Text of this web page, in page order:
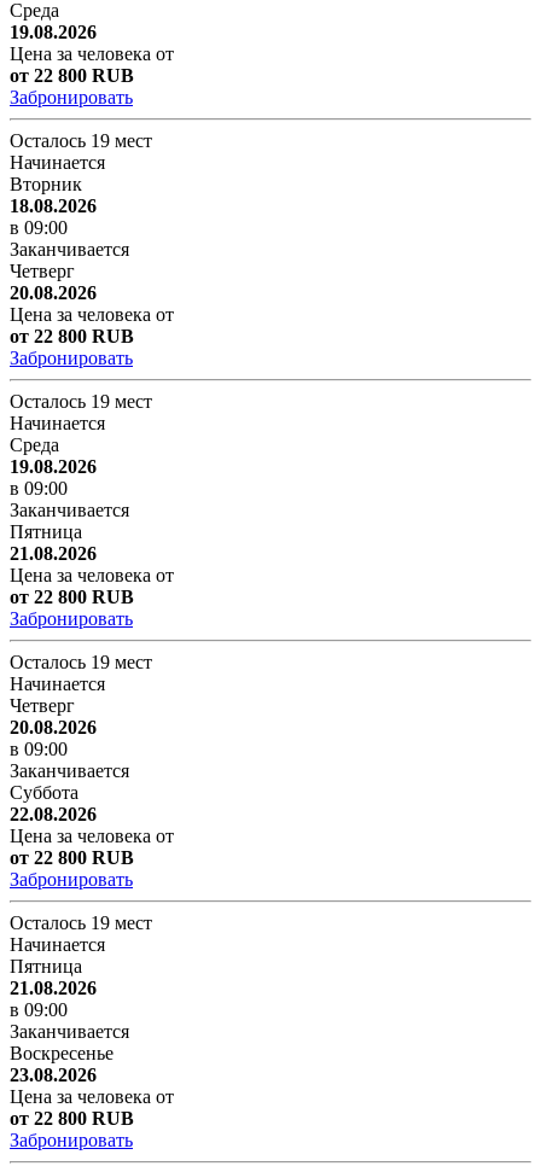
Среда
19.08.2026
Цена за человека от
от 22 800 RUB
Забронировать
Осталось 19 мест
Начинается
Вторник
18.08.2026
в 09:00
Заканчивается
Четверг
20.08.2026
Цена за человека от
от 22 800 RUB
Забронировать
Осталось 19 мест
Начинается
Среда
19.08.2026
в 09:00
Заканчивается
Пятница
21.08.2026
Цена за человека от
от 22 800 RUB
Забронировать
Осталось 19 мест
Начинается
Четверг
20.08.2026
в 09:00
Заканчивается
Суббота
22.08.2026
Цена за человека от
от 22 800 RUB
Забронировать
Осталось 19 мест
Начинается
Пятница
21.08.2026
в 09:00
Заканчивается
Воскресенье
23.08.2026
Цена за человека от
от 22 800 RUB
Забронировать